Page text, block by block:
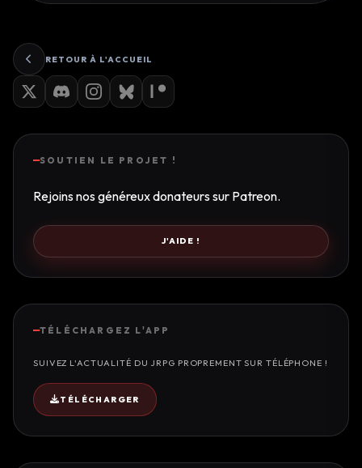
RETOUR À L'ACCUEIL
SOUTIEN LE PROJET !
Rejoins nos généreux donateurs sur Patreon.
J'AIDE !
TÉLÉCHARGEZ L'APP
SUIVEZ L'ACTUALITÉ DU JRPG PROPREMENT SUR TÉLÉPHONE !
TÉLÉCHARGER